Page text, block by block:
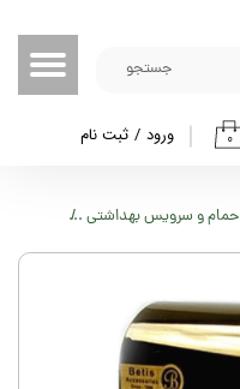
جستجو
۰ ورود / ثبت نام
حمام و سرویس بهداشتی